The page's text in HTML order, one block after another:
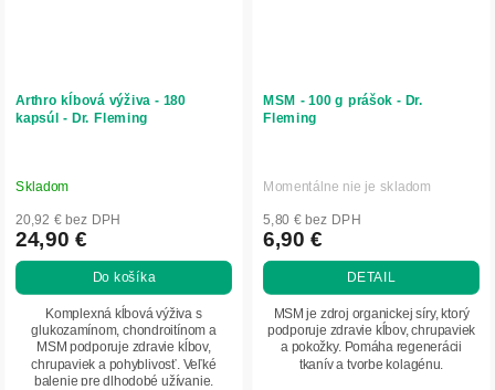
Arthro kĺbová výživa - 180
kapsúl - Dr. Fleming
Skladom
20,92 € bez DPH
24,90 €
Do košíka
Komplexná kĺbová výživa s
glukozamínom, chondroitínom a
MSM podporuje zdravie kĺbov,
chrupaviek a pohyblivosť. Veľké
balenie pre dlhodobé užívanie.
MSM - 100 g prášok - Dr.
Fleming
Momentálne nie je skladom
5,80 € bez DPH
6,90 €
DETAIL
MSM je zdroj organickej síry, ktorý
podporuje zdravie kĺbov, chrupaviek
a pokožky. Pomáha regenerácii
tkanív a tvorbe kolagénu.